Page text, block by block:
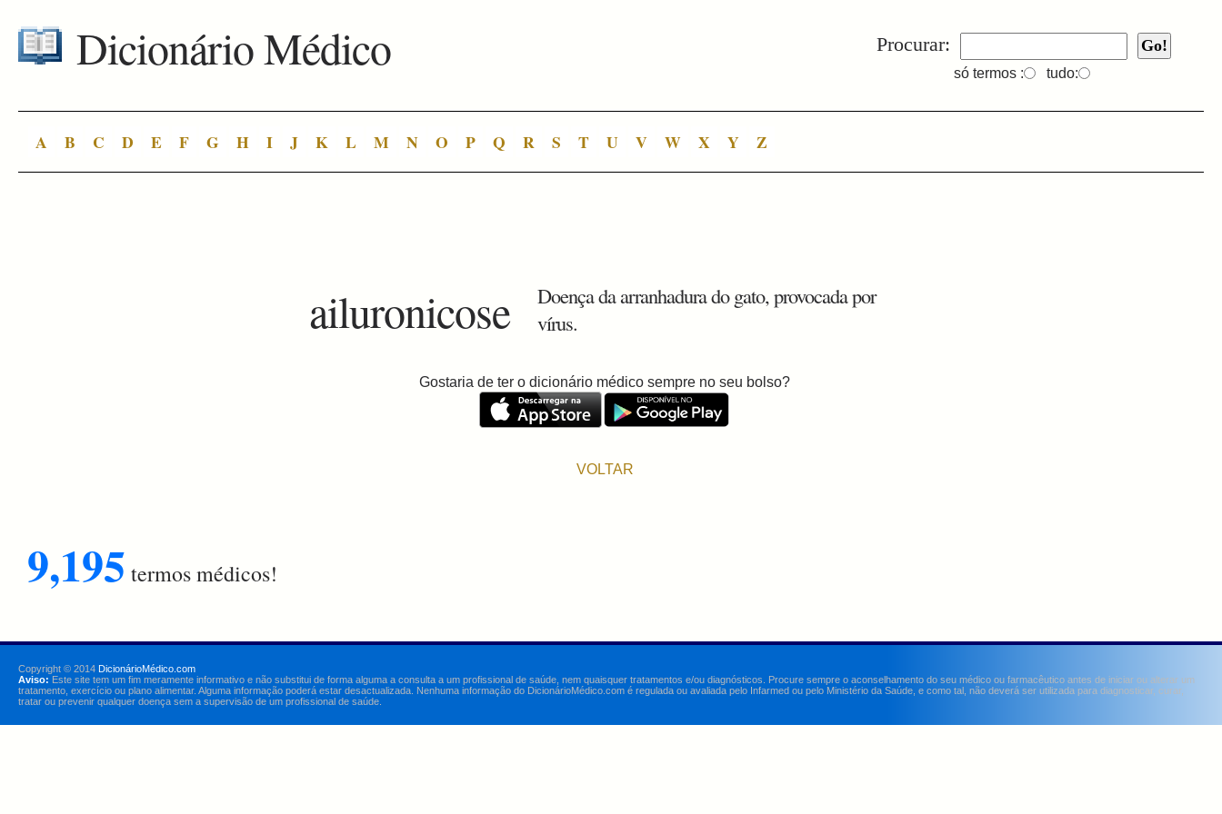
Procurar:
só termos : tudo:
Dicionário Médico
A B C D E F G H I J K L M N O P Q R S T U V W X Y Z
ailuronicose
Doença da arranhadura do gato, provocada por
vírus.
Gostaria de ter o dicionário médico sempre no seu bolso?
VOLTAR
9,195 termos médicos!
Copyright © 2014 DicionárioMédico.com
Aviso: Este site tem um fim meramente informativo e não substitui de forma alguma a consulta a um profissional de saúde, nem quaisquer tratamentos e/ou diagnósticos. Procure sempre o aconselhamento do seu médico ou farmacêutico antes de iniciar ou alterar um
tratamento, exercício ou plano alimentar. Alguma informação poderá estar desactualizada. Nenhuma informação do DicionárioMédico.com é regulada ou avaliada pelo Infarmed ou pelo Ministério da Saúde, e como tal, não deverá ser utilizada para diagnosticar, curar,
tratar ou prevenir qualquer doença sem a supervisão de um profissional de saúde.